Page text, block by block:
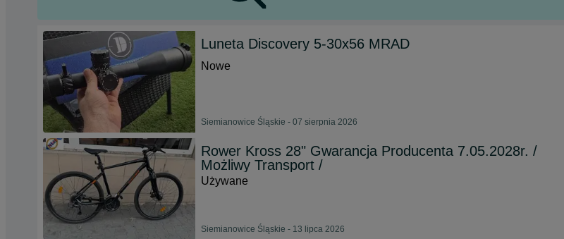
Luneta Discovery 5-30x56 MRAD
Nowe
Siemianowice Śląskie - 07 sierpnia 2026
Rower Kross 28" Gwarancja Producenta 7.05.2028r. /
Możliwy Transport /
Używane
Siemianowice Śląskie - 13 lipca 2026